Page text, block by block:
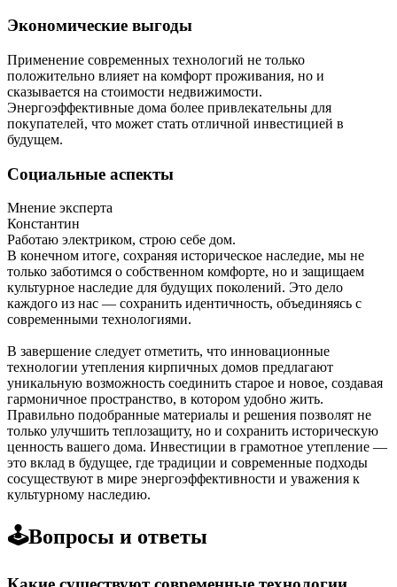
Экономические выгоды
Применение современных технологий не только
положительно влияет на комфорт проживания, но и
сказывается на стоимости недвижимости.
Энергоэффективные дома более привлекательны для
покупателей, что может стать отличной инвестицией в
будущем.
Социальные аспекты
Мнение эксперта
Константин
Работаю электриком, строю себе дом.
В конечном итоге, сохраняя историческое наследие, мы не
только заботимся о собственном комфорте, но и защищаем
культурное наследие для будущих поколений. Это дело
каждого из нас — сохранить идентичность, объединяясь с
современными технологиями.
В завершение следует отметить, что инновационные
технологии утепления кирпичных домов предлагают
уникальную возможность соединить старое и новое, создавая
гармоничное пространство, в котором удобно жить.
Правильно подобранные материалы и решения позволят не
только улучшить теплозащиту, но и сохранить историческую
ценность вашего дома. Инвестиции в грамотное утепление —
это вклад в будущее, где традиции и современные подходы
сосуществуют в мире энергоэффективности и уважения к
культурному наследию.
🕹️Вопросы и ответы